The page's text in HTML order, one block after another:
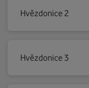
Hvězdonice 2
Hvězdonice 3